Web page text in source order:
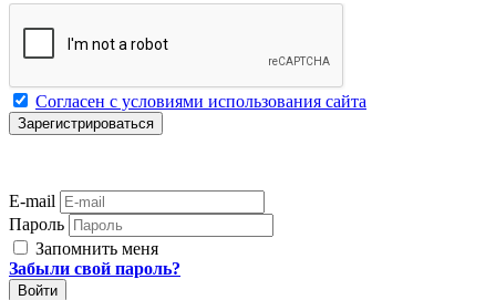
Согласен с условиями использования сайта
E-mail
Пароль
Запомнить меня
Забыли свой пароль?